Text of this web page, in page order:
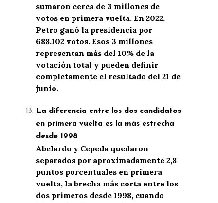
sumaron cerca de 3 millones de
votos en primera vuelta. En 2022,
Petro ganó la presidencia por
688.102 votos. Esos 3 millones
representan más del 10% de la
votación total y pueden definir
completamente el resultado del 21 de
junio.
La diferencia entre los dos candidatos
en primera vuelta es la más estrecha
desde 1998
Abelardo y Cepeda quedaron
separados por aproximadamente 2,8
puntos porcentuales en primera
vuelta, la brecha más corta entre los
dos primeros desde 1998, cuando